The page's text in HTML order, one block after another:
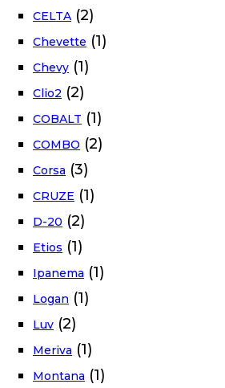
CELTA (2)
Chevette (1)
Chevy (1)
Clio2 (2)
COBALT (1)
COMBO (2)
Corsa (3)
CRUZE (1)
D-20 (2)
Etios (1)
Ipanema (1)
Logan (1)
Luv (2)
Meriva (1)
Montana (1)